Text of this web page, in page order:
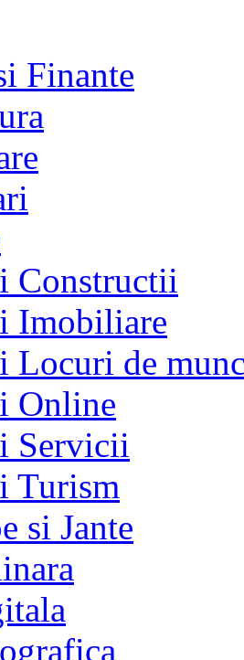
Finante
Constructii
Imobiliare
Locuri de
Online
Servicii
Turism
si Jante